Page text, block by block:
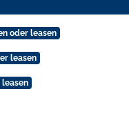
oder leasen
leasen
leasen